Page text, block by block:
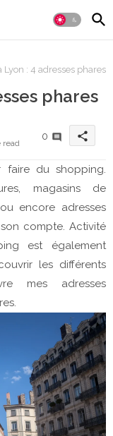
Lyon : 4 adresses phares
phares
read
0 share
du shopping.
magasins de
encore adresses
compte. Activité
est également
les différents
mes adresses